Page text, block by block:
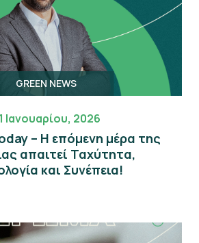
GREEN NEWS
Ιανουαρίου, 2026
– Η επόμενη μέρα της
απαιτεί Ταχύτητα,
και Συνέπεια!